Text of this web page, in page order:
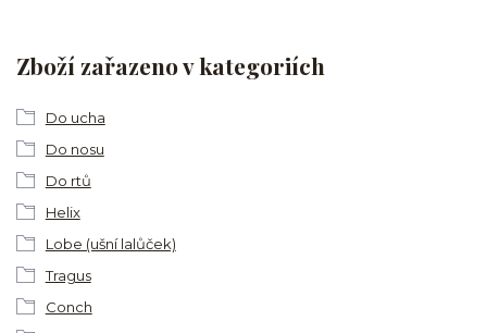
Zboží zařazeno v kategoriích
Do ucha
Do nosu
Do rtů
Helix
Lobe (ušní lalůček)
Tragus
Conch